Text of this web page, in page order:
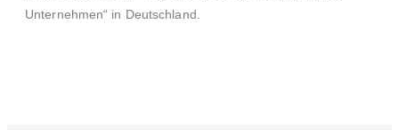
Unternehmen“ in Deutschland.